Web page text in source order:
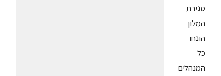
סגירת
המלון
הונחו
כל
המנהלים